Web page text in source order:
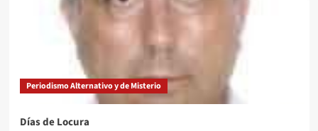
Periodismo Alternativo y de Misterio
Días de Locura